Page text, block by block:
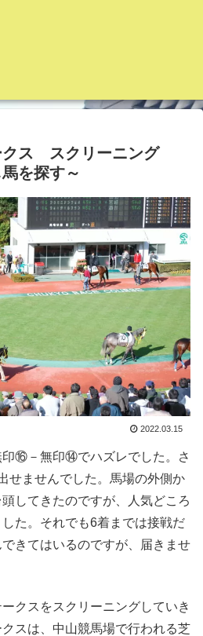
クス スクリーニング
を探す～
2022.03.15
印⑯－無印⑭でハズレでした。さ
せませんでした。馬場の外側か
してきたのですが、人気どころ
た。それでも6着までは接戦だ
きてはいるのですが、届きませ
クスをスクリーニングしていき
スは、中山競馬場で行われる芝